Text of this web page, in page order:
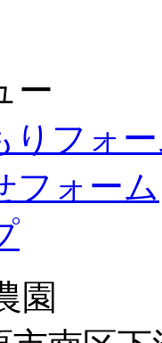
ー
りフォ
フォーム
園